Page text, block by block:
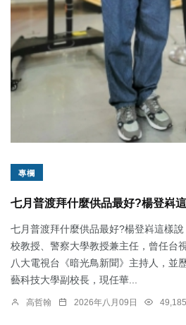
專欄
七月普渡拜什麼供品最好?楊登嵙
七月普渡拜什麼供品最好?楊登嵙這樣
校教授、警察大學教授兼主任，曾任台
八大電視台《暗光鳥新聞》主持人，並
藝科技大學副校長，現任華...
高哲翰 2026年八月09日